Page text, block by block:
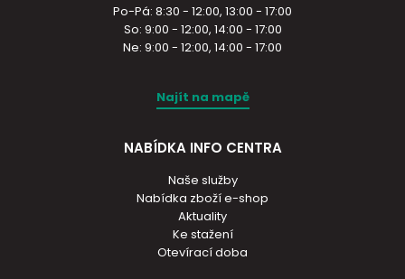
Po-Pá: 8:30 - 12:00, 13:00 - 17:00
So: 9:00 - 12:00, 14:00 - 17:00
Ne: 9:00 - 12:00, 14:00 - 17:00
Najít na mapě
NABÍDKA INFO CENTRA
Naše služby
Nabídka zboží e-shop
Aktuality
Ke stažení
Otevírací doba